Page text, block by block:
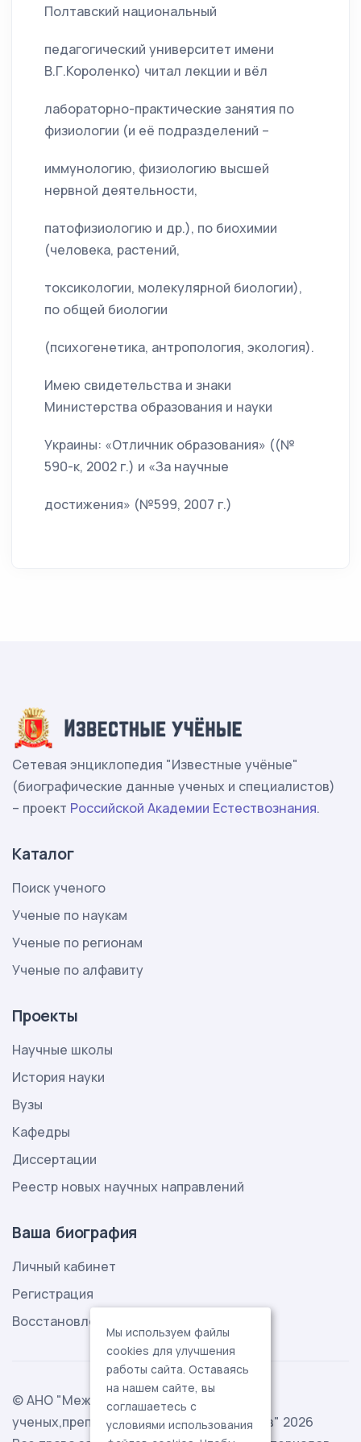
Полтавский национальный
педагогический университет имени
В.Г.Короленко) читал лекции и вёл
лабораторно-практические занятия по
физиологии (и её подразделений –
иммунологию, физиологию высшей
нервной деятельности,
патофизиологию и др.), по биохимии
(человека, растений,
токсикологии, молекулярной биологии),
по общей биологии
(психогенетика, антропология, экология).
Имею свидетельства и знаки
Министерства образования и науки
Украины: «Отличник образования» ((№
590-к, 2002 г.) и «За научные
достижения» (№599, 2007 г.)
Сетевая энциклопедия "Известные учёные"
(биографические данные ученых и специалистов)
– проект Российской Академии Естествознания.
Каталог
Поиск ученого
Ученые по наукам
Ученые по регионам
Ученые по алфавиту
Проекты
Научные школы
История науки
Вузы
Кафедры
Диссертации
Реестр новых научных направлений
Ваша биография
Личный кабинет
Регистрация
Восстановление пароля
© АНО "Международная ассоциация
ученых,преподавателей и специалистов" 2026
Мы используем файлы
cookies для улучшения
работы сайта. Оставаясь
на нашем сайте, вы
соглашаетесь с
условиями использования